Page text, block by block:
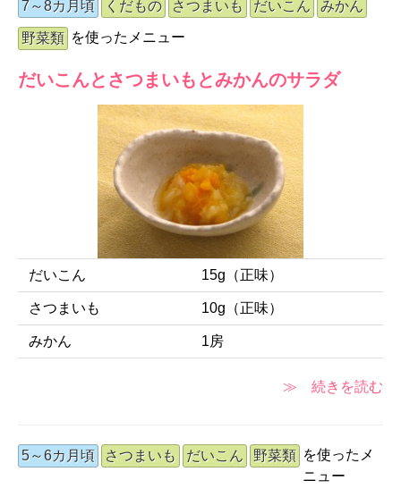
7～8カ月頃 くだもの さつまいも だいこん みかん
野菜類 を使ったメニュー
だいこんとさつまいもとみかんのサラダ
だいこん 15g（正味）
さつまいも 10g（正味）
みかん 1房
≫ 続きを読む
5～6カ月頃 さつまいも だいこん 野菜類 を使ったメ
ニュー